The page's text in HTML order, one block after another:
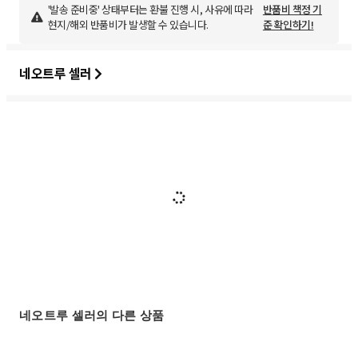
'발송 준비중' 상태부터는 환불 진행 시, 사유에 따라
현지/해외 반품비가 발생할 수 있습니다.
반품비 책정 기
준 확인하기!
네오트루 셀러
네오트루 셀러의 다른 상품